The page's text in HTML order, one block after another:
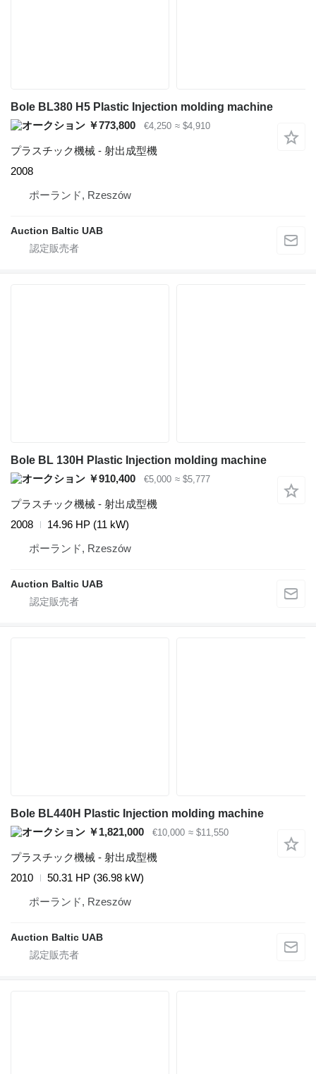
Bole BL380 H5 Plastic Injection molding machine
￥773,800
€4,250 ≈ $4,910
プラスチック機械 - 射出成型機
2008
ポーランド, Rzeszów
Auction Baltic UAB
Bole BL 130H Plastic Injection molding machine
￥910,400
€5,000 ≈ $5,777
プラスチック機械 - 射出成型機
2008
14.96 HP (11 kW)
ポーランド, Rzeszów
Auction Baltic UAB
Bole BL440H Plastic Injection molding machine
￥1,821,000
€10,000 ≈ $11,550
プラスチック機械 - 射出成型機
2010
50.31 HP (36.98 kW)
ポーランド, Rzeszów
Auction Baltic UAB